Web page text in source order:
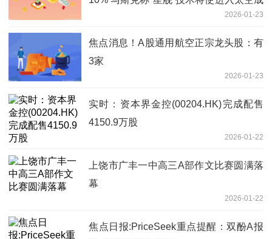
2026-01-23
焦点消息！A股通用航空正宗龙头股：有
3家
2026-01-23
实时：资本界金控(00204.HK)完成配售
4150.9万股
2026-01-22
上饶市广丰一中高三A部作文比赛圆满落
幕
2026-01-22
焦点日报:PriceSeek重点提醒：双酚A报